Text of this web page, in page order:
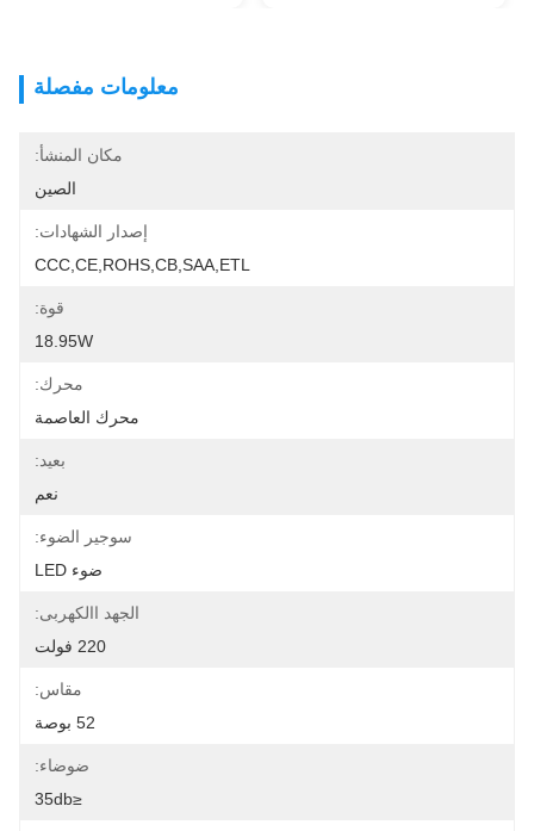
معلومات مفصلة
مكان المنشأ:
الصين
إصدار الشهادات:
CCC,CE,ROHS,CB,SAA,ETL
قوة:
18.95W
محرك:
محرك العاصمة
بعيد:
نعم
سوجير الضوء:
ضوء LED
الجهد االكهربى:
220 فولت
مقاس:
52 بوصة
ضوضاء:
≤35db